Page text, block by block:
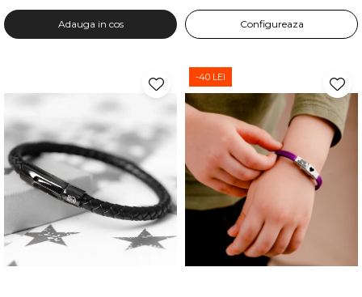
Adauga in cos Configureaza
-40 LEI